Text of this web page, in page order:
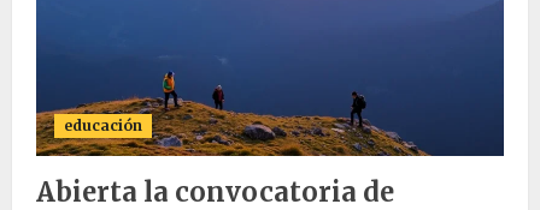
educación
Abierta la convocatoria de